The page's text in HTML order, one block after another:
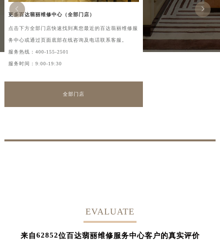
更多百达翡丽维修中心（全部门店）
点击下方全部门店快速找到离您最近的百达翡丽维修服
务中心或通过页面底部在线咨询及电话联系客服。
服务热线： 400-155-2501
服务时间：9:00-19:30
全部门店


EVALUATE
来自62852位百达翡丽维修服务中心客户的真实评价